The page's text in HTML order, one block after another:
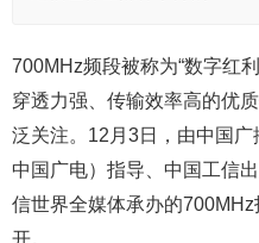
700MHz频段被称为“数字红
穿透力强、传输效率高的优
泛关注。12月3日，由中国
中国广电）指导、中国工信
信世界全媒体承办的
开。